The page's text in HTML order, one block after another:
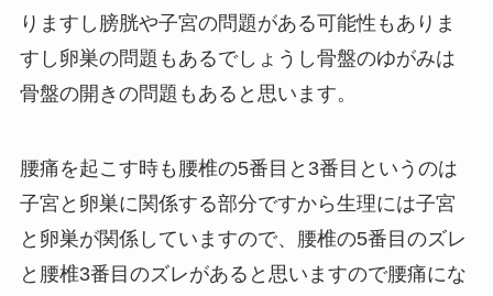
りますし膀胱や子宮の問題がある可能性もありま
すし卵巣の問題もあるでしょうし骨盤のゆがみは
骨盤の開きの問題もあると思います。
腰痛を起こす時も腰椎の5番目と3番目というのは
子宮と卵巣に関係する部分ですから生理には子宮
と卵巣が関係していますので、腰椎の5番目のズレ
と腰椎3番目のズレがあると思いますので腰痛にな